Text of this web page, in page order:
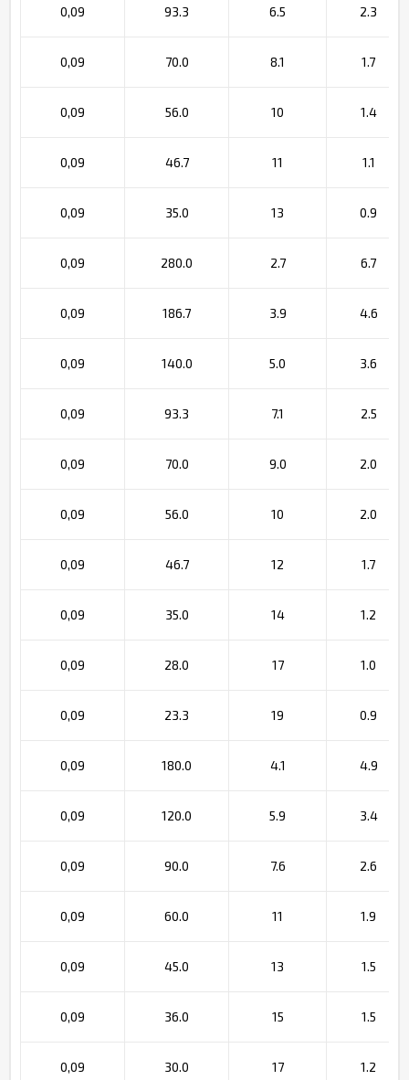
0,09 93.3 6.5 2.3
0,09 70.0 8.1 1.7
0,09 56.0 10 1.4
0,09 46.7 11 1.1
0,09 35.0 13 0.9
0,09 280.0 2.7 6.7
0,09 186.7 3.9 4.6
0,09 140.0 5.0 3.6
0,09 93.3 7.1 2.5
0,09 70.0 9.0 2.0
0,09 56.0 10 2.0
0,09 46.7 12 1.7
0,09 35.0 14 1.2
0,09 28.0 17 1.0
0,09 23.3 19 0.9
0,09 180.0 4.1 4.9
0,09 120.0 5.9 3.4
0,09 90.0 7.6 2.6
0,09 60.0 11 1.9
0,09 45.0 13 1.5
0,09 36.0 15 1.5
0,09 30.0 17 1.2